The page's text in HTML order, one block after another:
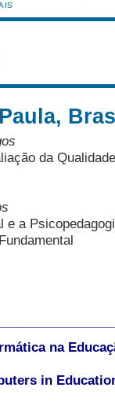
da
e a
na
in